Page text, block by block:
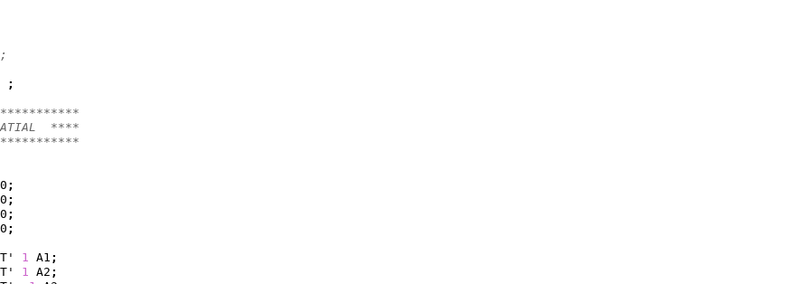
;
****
;
;
;
;
1 A1 ;
1 A2 ;